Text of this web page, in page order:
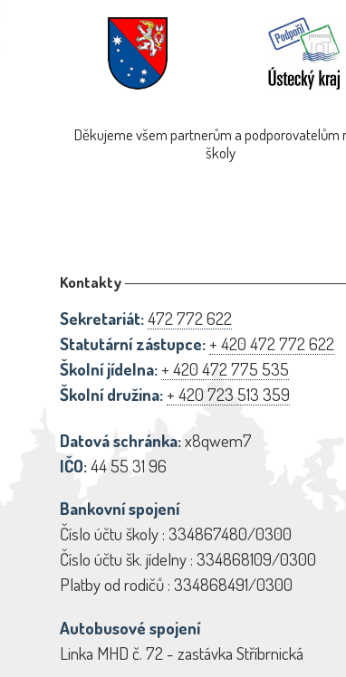
Děkujeme všem partnerům a podporovatelům
školy
Kontakty
Sekretariát:472 772 622
Statutární zástupce: + 420 472 772 622
Školní jídelna: + 420 472 775 535
Školní družina: + 420 723 513 359
Datová schránka:x8qwem7
IČO:44 55 31 96
Bankovní spojení
Číslo účtu školy : 334867480/0300
Číslo účtu šk. jídelny : 334868109/0300
Platby od rodičů : 334868491/0300
Autobusové spojení
Linka MHD č. 72 - zastávka Stříbrnická